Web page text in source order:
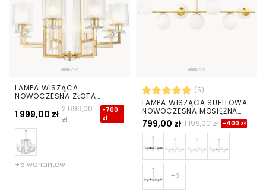
LAMPA WISZĄCA
NOWOCZESNA ZŁOTA
MANHATTAN W8
1 999,00 zł 2 699,00
zł
-700
zł
+5 wariantów
(5)
LAMPA WISZĄCA SUFITOWA
NOWOCZESNA MOSIĘŻNA
BIAŁE KULE FREDICA 7
799,00 zł 1 199,00 zł -400 zł